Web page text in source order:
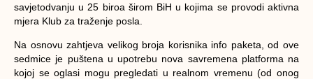
savjetodvanju u 25 biroa širom BiH u kojima se provodi aktivna
mjera Klub za traženje posla.
Na osnovu zahtjeva velikog broja korisnika info paketa, od ove
sedmice je puštena u upotrebu nova savremena platforma na
kojoj se oglasi mogu pregledati u realnom vremenu (od onog